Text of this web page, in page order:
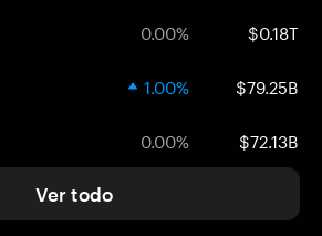
0.00% $0.18T
1.00% $79.25B
0.00% $72.13B
Ver todo